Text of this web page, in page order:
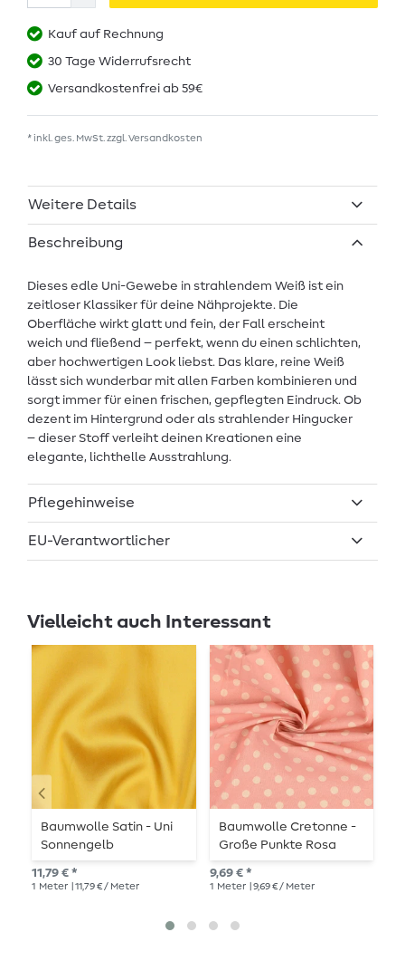
Kauf auf Rechnung
30 Tage Widerrufsrecht
Versandkostenfrei ab 59€
* inkl. ges. MwSt. zzgl. Versandkosten
Weitere Details
Beschreibung
Dieses edle Uni-Gewebe in strahlendem Weiß ist ein
zeitloser Klassiker für deine Nähprojekte. Die
Oberfläche wirkt glatt und fein, der Fall erscheint
weich und fließend – perfekt, wenn du einen schlichten,
aber hochwertigen Look liebst. Das klare, reine Weiß
lässt sich wunderbar mit allen Farben kombinieren und
sorgt immer für einen frischen, gepflegten Eindruck. Ob
dezent im Hintergrund oder als strahlender Hingucker
– dieser Stoff verleiht deinen Kreationen eine
elegante, lichthelle Ausstrahlung.
Pflegehinweise
EU-Verantwortlicher
Vielleicht auch Interessant
Baumwolle Satin - Uni
Sonnengelb
11,79 € *
1 Meter | 11,79 € / Meter
Baumwolle Cretonne -
Große Punkte Rosa
Beige Wash
9,69 € *
1 Meter | 9,69 € / Meter